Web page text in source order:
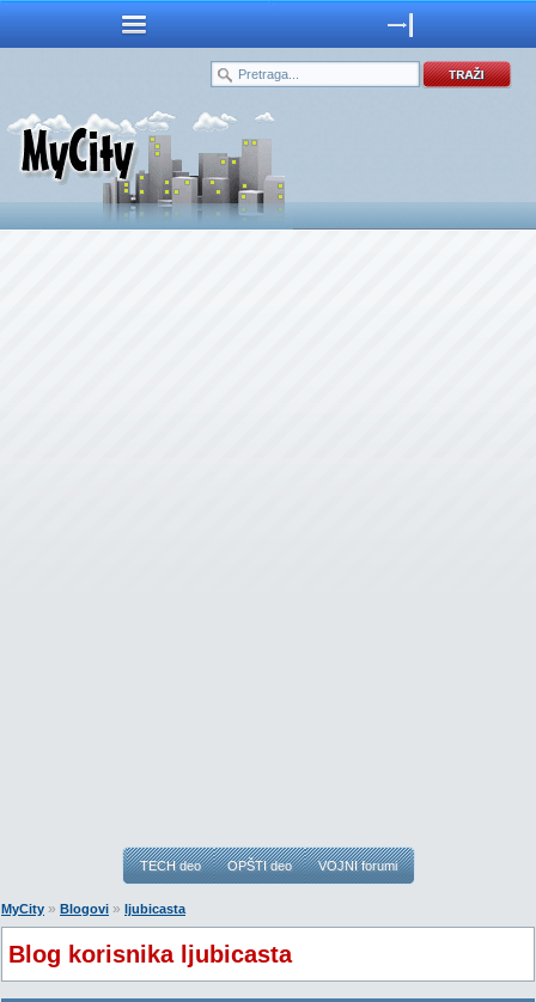
TECH deo OPŠTI deo VOJNI forumi
MyCity » Blogovi » ljubicasta
Blog korisnika ljubicasta